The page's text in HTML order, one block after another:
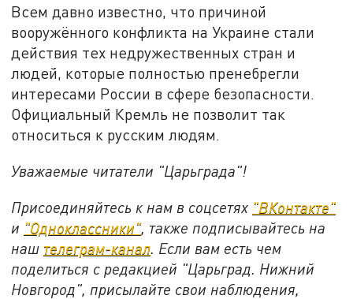
Всем давно известно, что причиной
вооружённого конфликта на Украине стали
действия тех недружественных стран и
людей, которые полностью пренебрегли
интересами России в сфере безопасности.
Официальный Кремль не позволит так
относиться к русским людям.
Уважаемые читатели "Царьграда"!
Присоединяйтесь к нам в соцсетях "ВКонтакте"
и "Одноклассники", также подписывайтесь на
наш телеграм-канал. Если вам есть чем
поделиться с редакцией "Царьград. Нижний
Новгород", присылайте свои наблюдения,